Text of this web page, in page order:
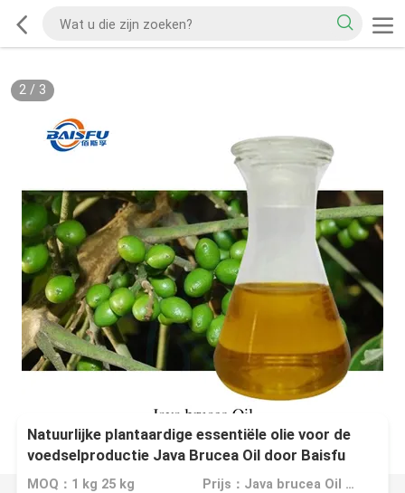
2/ 3
Natuurlijke plantaardige essentiële olie voor de
voedselproductie Java Brucea Oil door Baisfu
Flavours
MOQ：1 kg 25 kg Prijs：Java brucea Oil CAS:41451-75-6